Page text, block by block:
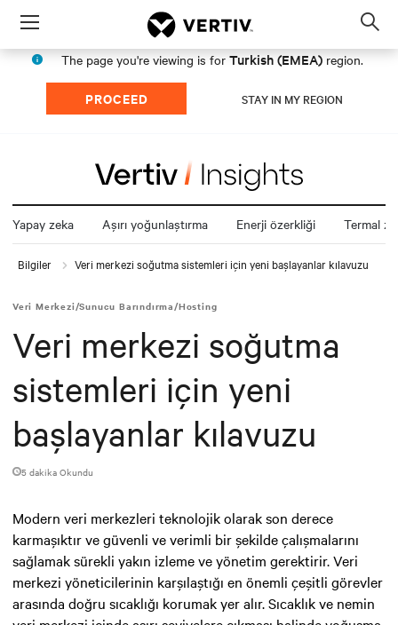
Menu
The page you're viewing is for Turkish (EMEA) region.
PROCEED STAY IN MY REGION
Yapay zeka Aşırı yoğunlaştırma Enerji özerkliği Termal
Bilgiler Veri merkezi soğutma sistemleri için yeni başlayanlar kılavuzu
Veri Merkezi/Sunucu Barındırma/Hosting
Veri merkezi soğutma
sistemleri için yeni
başlayanlar kılavuzu
5 dakika Okundu
Modern veri merkezleri teknolojik olarak son derece
karmaşıktır ve güvenli ve verimli bir şekilde çalışmalarını
sağlamak sürekli yakın izleme ve yönetim gerektirir. Veri
merkezi yöneticilerinin karşılaştığı en önemli çeşitli görevler
arasında doğru sıcaklığı korumak yer alır. Sıcaklık ve nemin